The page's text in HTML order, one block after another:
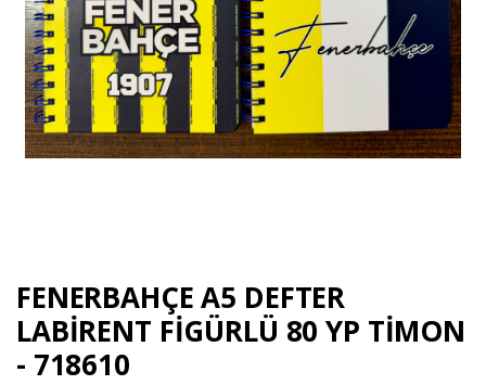
FENERBAHÇE A5 DEFTER
LABİRENT FİGÜRLÜ 80 YP TİMON
- 718610